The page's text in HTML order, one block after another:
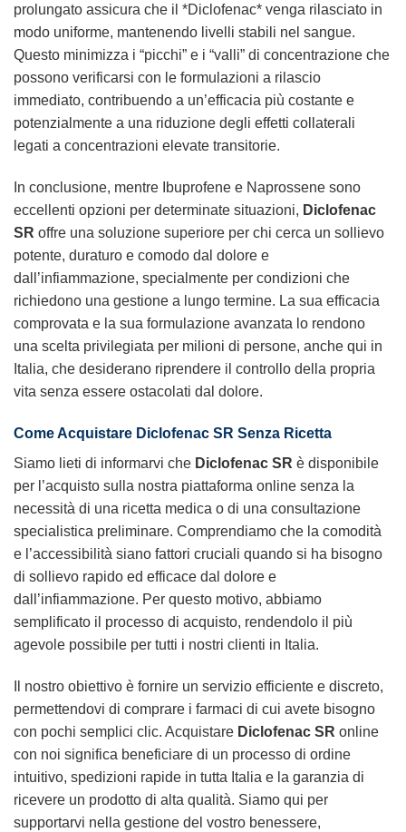
prolungato assicura che il *Diclofenac* venga rilasciato in
modo uniforme, mantenendo livelli stabili nel sangue.
Questo minimizza i “picchi” e i “valli” di concentrazione che
possono verificarsi con le formulazioni a rilascio
immediato, contribuendo a un’efficacia più costante e
potenzialmente a una riduzione degli effetti collaterali
legati a concentrazioni elevate transitorie.
In conclusione, mentre Ibuprofene e Naprossene sono
eccellenti opzioni per determinate situazioni, Diclofenac
SR offre una soluzione superiore per chi cerca un sollievo
potente, duraturo e comodo dal dolore e
dall’infiammazione, specialmente per condizioni che
richiedono una gestione a lungo termine. La sua efficacia
comprovata e la sua formulazione avanzata lo rendono
una scelta privilegiata per milioni di persone, anche qui in
Italia, che desiderano riprendere il controllo della propria
vita senza essere ostacolati dal dolore.
Come Acquistare Diclofenac SR Senza Ricetta
Siamo lieti di informarvi che Diclofenac SR è disponibile
per l’acquisto sulla nostra piattaforma online senza la
necessità di una ricetta medica o di una consultazione
specialistica preliminare. Comprendiamo che la comodità
e l’accessibilità siano fattori cruciali quando si ha bisogno
di sollievo rapido ed efficace dal dolore e
dall’infiammazione. Per questo motivo, abbiamo
semplificato il processo di acquisto, rendendolo il più
agevole possibile per tutti i nostri clienti in Italia.
Il nostro obiettivo è fornire un servizio efficiente e discreto,
permettendovi di comprare i farmaci di cui avete bisogno
con pochi semplici clic. Acquistare Diclofenac SR online
con noi significa beneficiare di un processo di ordine
intuitivo, spedizioni rapide in tutta Italia e la garanzia di
ricevere un prodotto di alta qualità. Siamo qui per
supportarvi nella gestione del vostro benessere,